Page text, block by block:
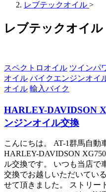
レブテックオイル >
レブテックオイル
スペクトロオイル ツインパ
オイル バイクエンジンオイ
オイル 輸入バイク
HARLEY-DAVIDSON
ンジンオイル交換
こんにちは。 AT-1群馬自動
HARLEY-DAVIDSON
ル交換です。 いつも当店で
交換でお越しいただいてい
せて頂きました。 ストリー